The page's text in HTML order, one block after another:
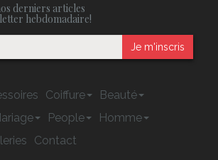
derniers articles
hebdomadaire!
Je m'inscris
Coiffure
Beauté
People
Homme
Contact